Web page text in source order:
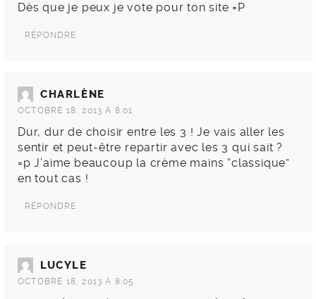
Dès que je peux je vote pour ton site =P
RÉPONDRE
CHARLÈNE
OCTOBRE 18, 2013 À 8:01
Dur, dur de choisir entre les 3 ! Je vais aller les
sentir et peut-être repartir avec les 3 qui sait ?
=p J’aime beaucoup la crème mains “classique”
en tout cas !
RÉPONDRE
LUCYLE
OCTOBRE 18, 2013 À 8:05